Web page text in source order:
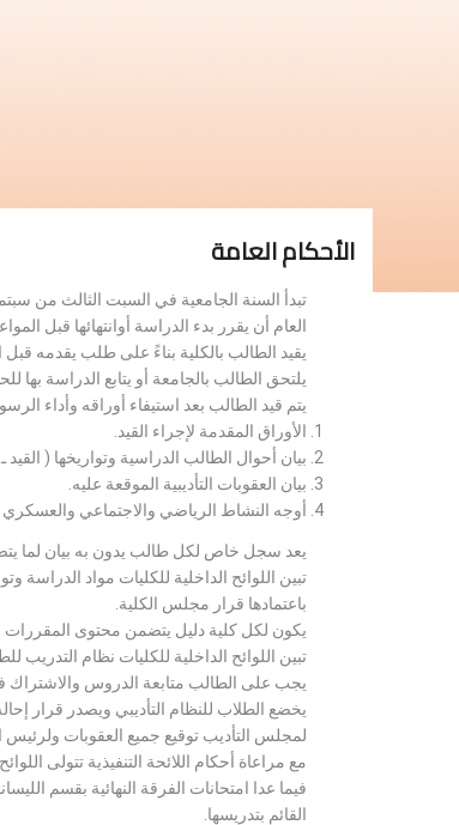
الأحكام العامة
تبدأ السنة الجامعية في السبت الثالث من
العام أن يقرر بدء الدراسة أوانتهائها قبل
يقيد الطالب بالكلية بناءً على طلب يقدمه
يلتحق الطالب بالجامعة أو يتابع الدراسة
يتم قيد الطالب بعد استيفاء أوراقه وأداء
الأوراق المقدمة لإجراء القيد.
بيان أحوال الطالب الدراسية وتواريخها ( القيد ـ
بيان العقوبات التأديبية الموقعة عليه.
أوجه النشاط الرياضي والاجتماعي والعسكري
يعد سجل خاص لكل طالب يدون به بيان لما
تبين اللوائح الداخلية للكليات مواد
باعتمادها قرار مجلس الكلية.
يكون لكل كلية دليل يتضمن محتوى المقررات
تبين اللوائح الداخلية للكليات نظام التدريب
يجب على الطالب متابعة الدروس والاشتراك في
يخضع الطلاب للنظام التأديبي ويصدر قرار
لمجلس التأديب توقيع جميع العقوبات ولرئيس
مع مراعاة أحكام اللائحة التنفيذية تتولى
فيما عدا امتحانات الفرقة النهائية بقسم
القائم بتدريسها.